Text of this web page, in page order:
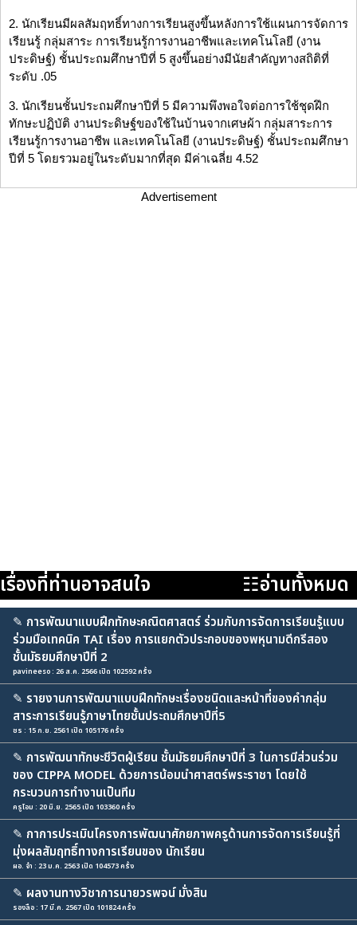
2. นักเรียนมีผลสัมฤทธิ์ทางการเรียนสูงขึ้นหลังการใช้แผนการจัดการ
เรียนรู้ กลุ่มสาระ การเรียนรู้การงานอาชีพและเทคโนโลยี (งาน
ประดิษฐ์) ชั้นประถมศึกษาปีที่ 5 สูงขึ้นอย่างมีนัยสำคัญทางสถิติที่
ระดับ .05
3. นักเรียนชั้นประถมศึกษาปีที่ 5 มีความพึงพอใจต่อการใช้ชุดฝึก
ทักษะปฏิบัติ งานประดิษฐ์ของใช้ในบ้านจากเศษผ้า กลุ่มสาระการ
เรียนรู้การงานอาชีพ และเทคโนโลยี (งานประดิษฐ์) ชั้นประถมศึกษา
ปีที่ 5 โดยรวมอยู่ในระดับมากที่สุด มีค่าเฉลี่ย 4.52
Advertisement
เรื่องที่ท่านอาจสนใจ ☷อ่านทั้งหมด
✎ การพัฒนาแบบฝึกทักษะคณิตศาสตร์ ร่วมกับการจัดการเรียนรู้แบบ
ร่วมมือเทคนิค TAI เรื่อง การแยกตัวประกอบของพหุนามดีกรีสอง
ชั้นมัธยมศึกษาปีที่ 2
pavineeso : 26 ส.ค. 2566 เปิด 102592 ครั้ง
✎ รายงานการพัฒนาแบบฝึกทักษะเรื่องชนิดและหน้าที่ของคำกลุ่ม
สาระการเรียนรู้ภาษาไทยชั้นประถมศึกษาปีที่5
ชร : 15 ก.ย. 2561 เปิด 105176 ครั้ง
✎ การพัฒนาทักษะชีวิตผู้เรียน ชั้นมัธยมศึกษาปีที่ 3 ในการมีส่วนร่วม
ของ CIPPA MODEL ด้วยการน้อมนำศาสตร์พระราชา โดยใช้
กระบวนการทำงานเป็นทีม
ครูโอม : 20 มิ.ย. 2565 เปิด 103360 ครั้ง
✎ กาการประเมินโครงการพัฒนาศักยภาพครูด้านการจัดการเรียนรู้ที่
มุ่งผลสัมฤทธิ์ทางการเรียนของ นักเรียน
ผอ. จ๋า : 23 ม.ค. 2563 เปิด 104573 ครั้ง
✎ ผลงานทางวิชาการนายวรพจน์ มั่งสิน
รองลือ : 17 มี.ค. 2567 เปิด 101824 ครั้ง